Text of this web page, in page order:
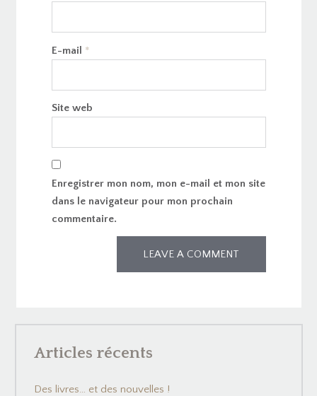
E-mail *
Site web
Enregistrer mon nom, mon e-mail et mon site
dans le navigateur pour mon prochain
commentaire.
Articles récents
Des livres… et des nouvelles !